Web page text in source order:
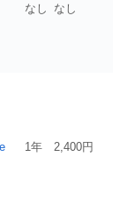
なし なし
1年 2,400円